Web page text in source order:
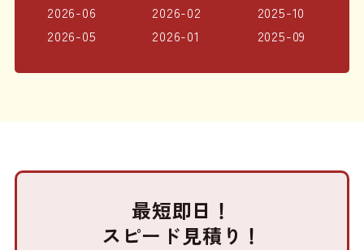
2026-06
2026-05
2026-02
2026-01
2025-10
2025-09
最短即日！
スピード見積り！